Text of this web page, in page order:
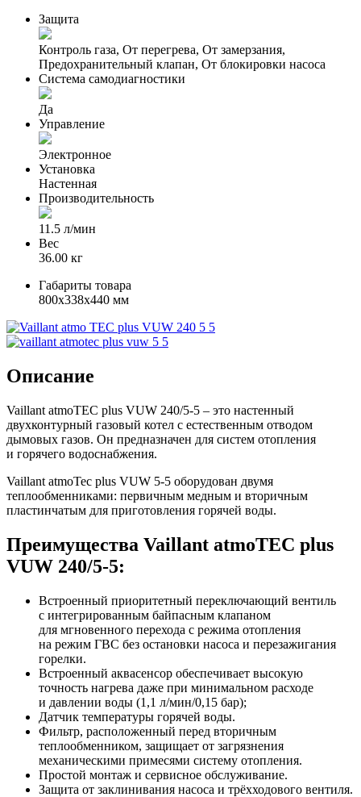
Защита
Контроль газа, От перегрева, От замерзания,
Предохранительный клапан, От блокировки насоса
Система самодиагностики
Да
Управление
Электронное
Установка
Настенная
Производительность
11.5 л/мин
Вес
36.00 кг
Габариты товара
800x338x440 мм
Описание
Vaillant atmoTEC plus VUW 240/5-5 – это настенный
двухконтурный газовый котел с естественным отводом
дымовых газов. Он предназначен для систем отопления
и горячего водоснабжения.
Vaillant atmoTec plus VUW 5-5 оборудован двумя
теплообменниками: первичным медным и вторичным
пластинчатым для приготовления горячей воды.
Преимущества Vaillant atmoTEC plus
VUW 240/5-5:
Встроенный приоритетный переключающий вентиль
с интегрированным байпасным клапаном
для мгновенного перехода с режима отопления
на режим ГВС без остановки насоса и перезажигания
горелки.
Встроенный аквасенсор обеспечивает высокую
точность нагрева даже при минимальном расходе
и давлении воды (1,1 л/мин/0,15 бар);
Датчик температуры горячей воды.
Фильтр, расположенный перед вторичным
теплообменником, защищает от загрязнения
механическими примесями систему отопления.
Простой монтаж и сервисное обслуживание.
Защита от заклинивания насоса и трёхходового вентиля.